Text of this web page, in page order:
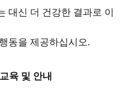
대신 더 건강한 결과로 이
동을 제공하십시오.
육 및 안내